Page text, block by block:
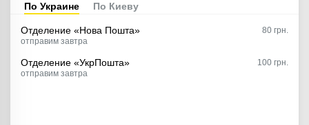
По Украине По Киеву
Отделение «Нова Пошта»
отправим завтра
80 грн.
Отделение «УкрПошта»
отправим завтра
100 грн.